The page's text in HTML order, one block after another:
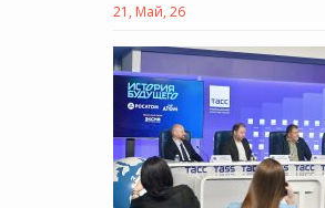
21, Май, 26